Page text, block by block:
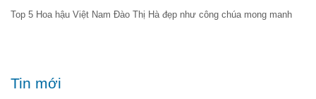
Top 5 Hoa hậu Việt Nam Đào Thị Hà đẹp như công chúa mong manh
Tin mới